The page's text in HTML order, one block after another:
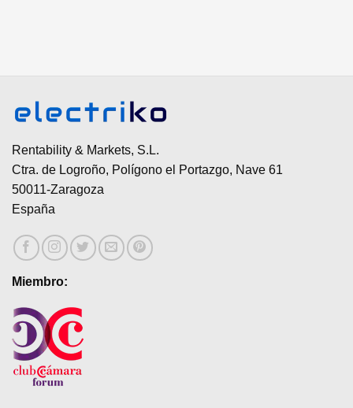
Rentability & Markets, S.L.
Ctra. de Logroño, Polígono el Portazgo, Nave 61
50011-Zaragoza
España
Miembro: